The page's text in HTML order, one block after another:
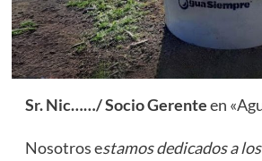
Sr. Nic……/ Socio Gerenteen
Nosotros estamos dedicados a